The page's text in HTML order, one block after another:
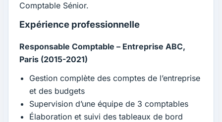
Comptable Sénior.
Expérience professionnelle
Responsable Comptable – Entreprise ABC,
Paris (2015-2021)
Gestion complète des comptes de l’entreprise
et des budgets
Supervision d’une équipe de 3 comptables
Élaboration et suivi des tableaux de bord